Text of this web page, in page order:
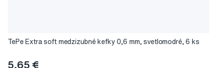
TePe Extra soft medzizubné kefky 0,6 mm, svetlomodré, 6 ks
5,65 €